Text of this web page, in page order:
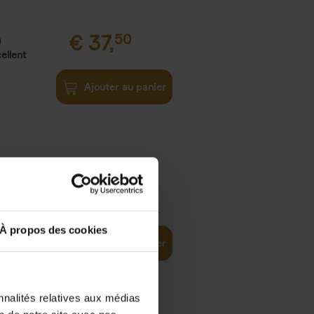
À propos des cookies
relatives aux médias
€ 37,50
Ajouter au panier
world 29,99
Ajouter au panier